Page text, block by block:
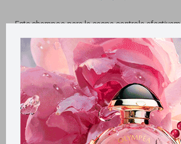
Este shampoo para la caspa controla
alivia la picazón mientras limpia el cuero
suavidad.
Métodos y costos de
Retiros gratuitos en